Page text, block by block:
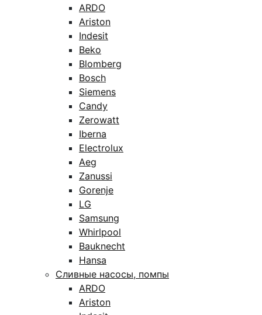
ARDO
Ariston
Indesit
Beko
Blomberg
Bosch
Siemens
Candy
Zerowatt
Iberna
Electrolux
Aeg
Zanussi
Gorenje
LG
Samsung
Whirlpool
Bauknecht
Hansa
Сливные насосы, помпы
ARDO
Ariston